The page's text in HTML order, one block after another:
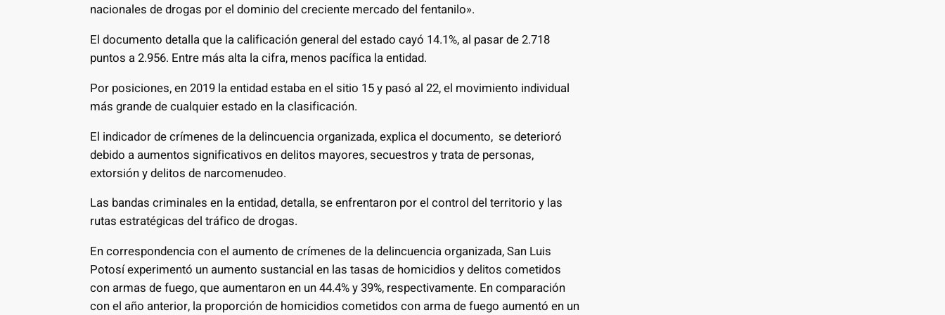
nacionales de drogas por el dominio del creciente mercado del fentanilo».
El documento detalla que la calificación general del estado cayó 14.1%, al pasar de 2.718
puntos a 2.956. Entre más alta la cifra, menos pacífica la entidad.
Por posiciones, en 2019 la entidad estaba en el sitio 15 y pasó al 22, el movimiento individual
más grande de cualquier estado en la clasificación.
El indicador de crímenes de la delincuencia organizada, explica el documento, se deterioró
debido a aumentos significativos en delitos mayores, secuestros y trata de personas,
extorsión y delitos de narcomenudeo.
Las bandas criminales en la entidad, detalla, se enfrentaron por el control del territorio y las
rutas estratégicas del tráfico de drogas.
En correspondencia con el aumento de crímenes de la delincuencia organizada, San Luis
Potosí experimentó un aumento sustancial en las tasas de homicidios y delitos cometidos
con armas de fuego, que aumentaron en un 44.4% y 39%, respectivamente. En comparación
con el año anterior, la proporción de homicidios cometidos con arma de fuego aumentó en un